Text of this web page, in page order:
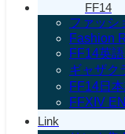
FF14
ファッシ
Fashion
FF14英
ギャザク
FF14日
FFXIV
Link